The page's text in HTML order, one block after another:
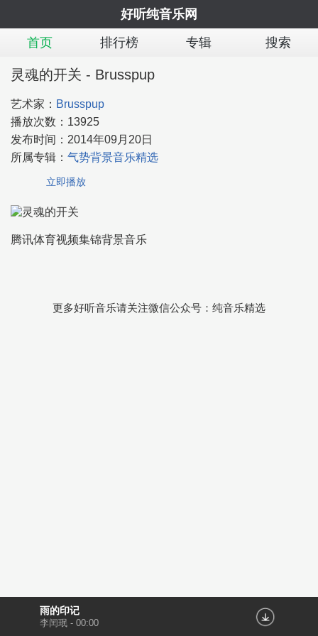
好听纯音乐网
首页
排行榜 专辑 搜索
灵魂的开关 - Brusspup
艺术家： Brusspup
播放次数： 13925
发布时间： 2014年09月20日
所属专辑： 气势背景音乐精选
立即播放
腾讯体育视频集锦背景音乐
更多好听音乐请关注微信公众号：纯音乐精选
雨的印记
李闰珉 - 00:00